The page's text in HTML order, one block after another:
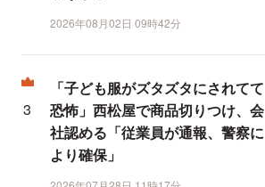
2026年08月02日 09時42分
「子ども服がズタズタにされてて
恐怖」西松屋で商品切りつけ、会
社認める「従業員が通報、警察に
より確保」